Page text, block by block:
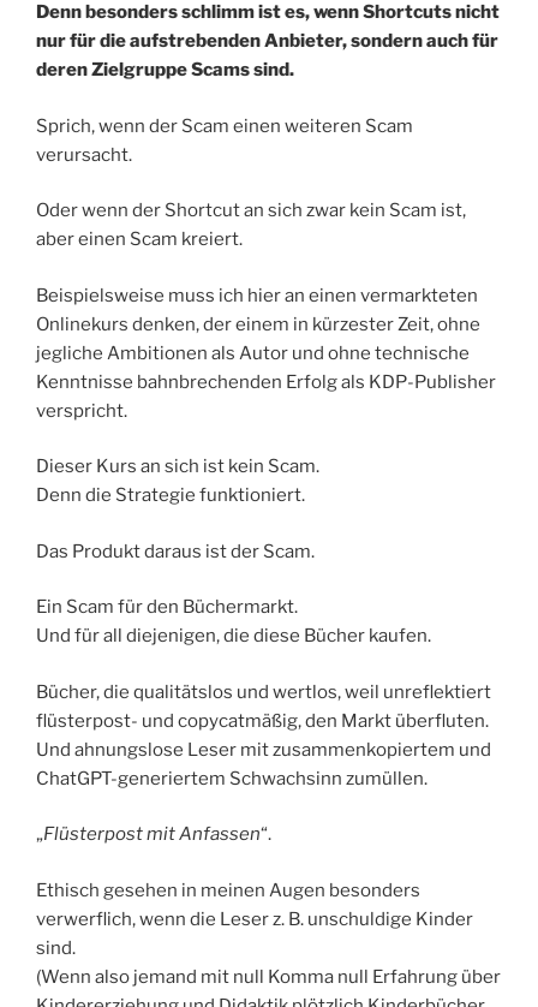
Denn besonders schlimm ist es, wenn Shortcuts nicht
nur für die aufstrebenden Anbieter, sondern auch für
deren Zielgruppe Scams sind.
Sprich, wenn der Scam einen weiteren Scam
verursacht.
Oder wenn der Shortcut an sich zwar kein Scam ist,
aber einen Scam kreiert.
Beispielsweise muss ich hier an einen vermarkteten
Onlinekurs denken, der einem in kürzester Zeit, ohne
jegliche Ambitionen als Autor und ohne technische
Kenntnisse bahnbrechenden Erfolg als KDP-Publisher
verspricht.
Dieser Kurs an sich ist kein Scam.
Denn die Strategie funktioniert.
Das Produkt daraus ist der Scam.
Ein Scam für den Büchermarkt.
Und für all diejenigen, die diese Bücher kaufen.
Bücher, die qualitätslos und wertlos, weil unreflektiert
flüsterpost- und copycatmäßig, den Markt überfluten.
Und ahnungslose Leser mit zusammenkopiertem und
ChatGPT-generiertem Schwachsinn zumüllen.
„Flüsterpost mit Anfassen“.
Ethisch gesehen in meinen Augen besonders
verwerflich, wenn die Leser z. B. unschuldige Kinder
sind.
(Wenn also jemand mit null Komma null Erfahrung über